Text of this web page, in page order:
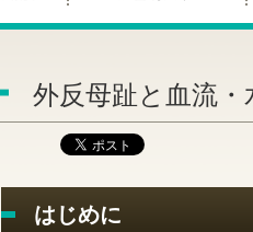
外反母趾と血流
はじめに